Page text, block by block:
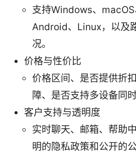
支持Windows、macOS
Android、Linux，以及
况。
价格与性价比
价格区间、是否提供折
障、是否支持多设备同时
客户支持与透明度
实时聊天、邮箱、帮助
明的隐私政策和公开的公